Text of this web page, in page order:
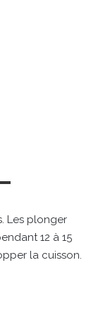
Les plonger
12 à 15
la cuisson.